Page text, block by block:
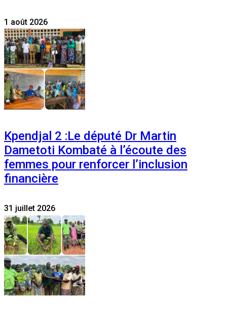
1 août 2026
Kpendjal 2 :Le député Dr Martin
Dametoti Kombaté à l’écoute des
femmes pour renforcer l’inclusion
financière
31 juillet 2026